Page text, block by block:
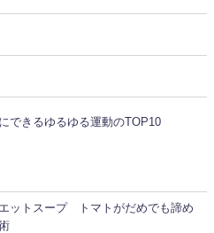
できるゆるゆる運動のTOP10
ットスープ トマトがだめでも諦め